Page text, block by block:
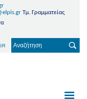
Τμ. Γραμματείας